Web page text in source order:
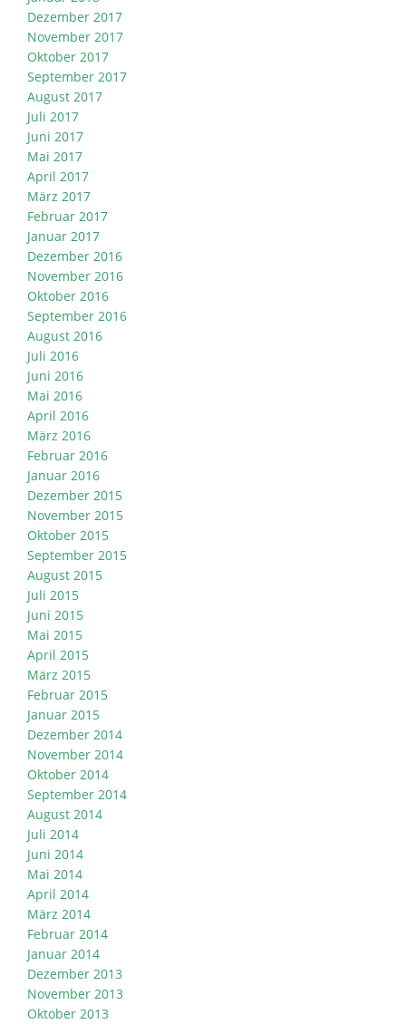
Dezember 2017
November 2017
Oktober 2017
September 2017
August 2017
Juli 2017
Juni 2017
Mai 2017
April 2017
März 2017
Februar 2017
Januar 2017
Dezember 2016
November 2016
Oktober 2016
September 2016
August 2016
Juli 2016
Juni 2016
Mai 2016
April 2016
März 2016
Februar 2016
Januar 2016
Dezember 2015
November 2015
Oktober 2015
September 2015
August 2015
Juli 2015
Juni 2015
Mai 2015
April 2015
März 2015
Februar 2015
Januar 2015
Dezember 2014
November 2014
Oktober 2014
September 2014
August 2014
Juli 2014
Juni 2014
Mai 2014
April 2014
März 2014
Februar 2014
Januar 2014
Dezember 2013
November 2013
Oktober 2013